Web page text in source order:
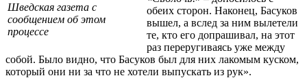
Шведская газета с
сообщением об этом
процессе
обеих сторон. Наконец, Басуков
вышел, а вслед за ним вылетели
те, кто его допрашивал, на этот
раз переругиваясь уже между
собой. Было видно, что Басуков был для них лакомым куском,
который они ни за что не хотели выпускать из рук».